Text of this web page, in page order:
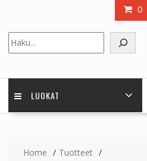
0
LUOKAT
Home
Tuotteet